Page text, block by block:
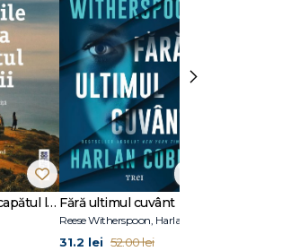
Femeile de la capătul lumii Fără ultimul cuvânt
31.2 lei 52.00 lei
›